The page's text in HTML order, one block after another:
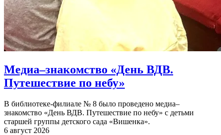
Медиа–знакомство «День ВДВ.
Путешествие по небу»
В библиотеке-филиале № 8 было проведено медиа–
знакомство «День ВДВ. Путешествие по небу» с детьми
старшей группы детского сада «Вишенка».
6 август 2026